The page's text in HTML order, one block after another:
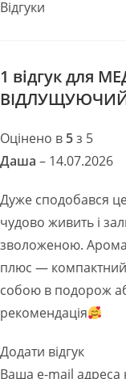
Відгуки
1 відгук для
Оцінено в 5з 5
Даша – 14.07.2026
Дуже сподобався
чудово живить і
зволоженою.
плюс — компактний
собою в подорож
рекомендація
Додати відгук
Ваша e-mail